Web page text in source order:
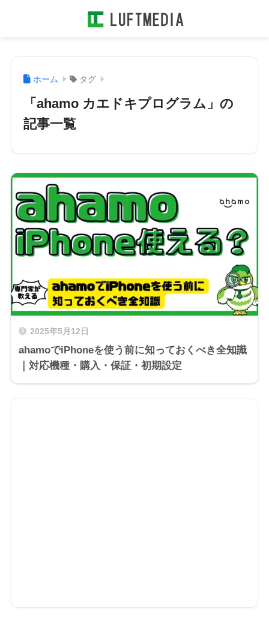
ホーム タグ
「ahamo カエドキプログラム」の
記事一覧
2025年5月12日
ahamoでiPhoneを使う前に知っておくべき全知識
｜対応機種・購入・保証・初期設定